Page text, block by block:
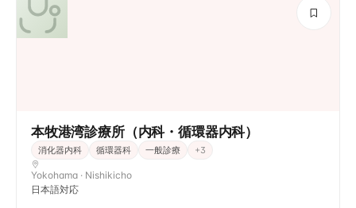
本牧港湾診療所（内科・循環器内科）
消化器内科 循環器科 一般診療 +3
Yokohama · Nishikicho
日本語対応